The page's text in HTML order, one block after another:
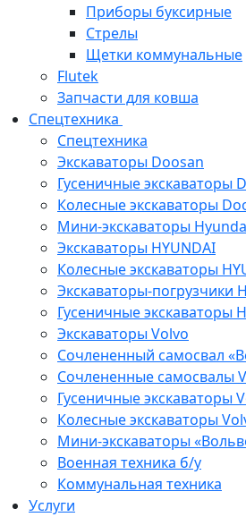
Приборы буксирные
Стрелы
Щетки коммунальные
Flutek
Запчасти для ковша
Спецтехника
Спецтехника
Экскаваторы Doosan
Гусеничные экскаваторы
Колесные экскаваторы
Мини-экскаваторы
Экскаваторы HYUNDAI
Колесные экскаваторы
Экскаваторы-погрузчики
Гусеничные экскаваторы
Экскаваторы Volvo
Сочлененный самосвал
Сочлененные самосвалы
Гусеничные экскаваторы
Колесные экскаваторы
Мини-экскаваторы
Военная техника б/у
Коммунальная техника
Услуги